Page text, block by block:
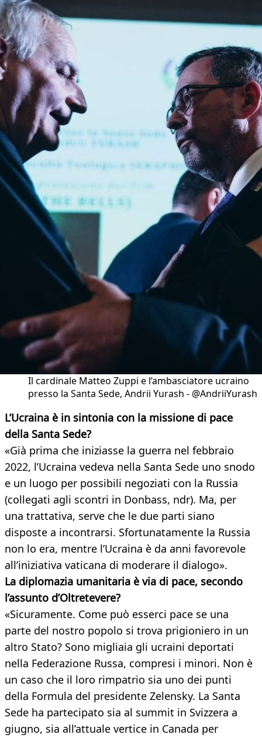
Il cardinale Matteo Zuppi e l’ambasciatore ucraino
presso la Santa Sede, Andrii Yurash - @AndriiYurash
L’Ucraina è in sintonia con la missione di pace
della Santa Sede?
«Già prima che iniziasse la guerra nel febbraio
2022, l’Ucraina vedeva nella Santa Sede uno snodo
e un luogo per possibili negoziati con la Russia
(collegati agli scontri in Donbass, ndr). Ma, per
una trattativa, serve che le due parti siano
disposte a incontrarsi. Sfortunatamente la Russia
non lo era, mentre l’Ucraina è da anni favorevole
all’iniziativa vaticana di moderare il dialogo».
La diplomazia umanitaria è via di pace, secondo
l’assunto d’Oltretevere?
«Sicuramente. Come può esserci pace se una
parte del nostro popolo si trova prigioniero in un
altro Stato? Sono migliaia gli ucraini deportati
nella Federazione Russa, compresi i minori. Non è
un caso che il loro rimpatrio sia uno dei punti
della Formula del presidente Zelensky. La Santa
Sede ha partecipato sia al summit in Svizzera a
giugno, sia all’attuale vertice in Canada per